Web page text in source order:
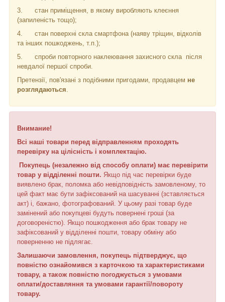
3.
стан приміщення, в якому виробляють клеєння
(запиленість тощо);
4.
стан поверхні скла смартфона (наяву тріщин, відколів
та інших пошкоджень, т.п.);
5.
спроби повторного наклеювання захисного скла після
невдалої першої спроби.
Претензії, пов'язані з подібними пригодами, продавцем не
розглядаються.
Внимание!
Всі наші товари перед відправленням проходять
перевірку на цілісність і комплектацію.
Покупець (незалежно від способу оплати) має перевірити
товар у відділенні пошти. Якщо під час перевірки буде
виявлено брак, поломка або невідповідність замовленому, то
цей факт має бути зафіксований на шасуванні (зставляється
акт) і, бажано, фотографований. У цьому разі товар буде
замінений або покупцеві будуть повернені гроші (за
договореністю). Якщо пошкодження або брак товару не
зафіксований у відділенні пошти, товару обміну або
поверненню не підлягає.
Залишаючи замовлення, покупець підтверджує, що
повністю ознайомився з карточкою та характеристиками
товару, а також повністю погоджується з умовами
оплати/доставляння та умовами гарантії/повороту
товару.